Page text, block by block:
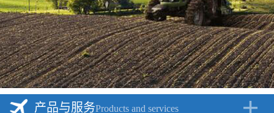
产品与服务Products and services